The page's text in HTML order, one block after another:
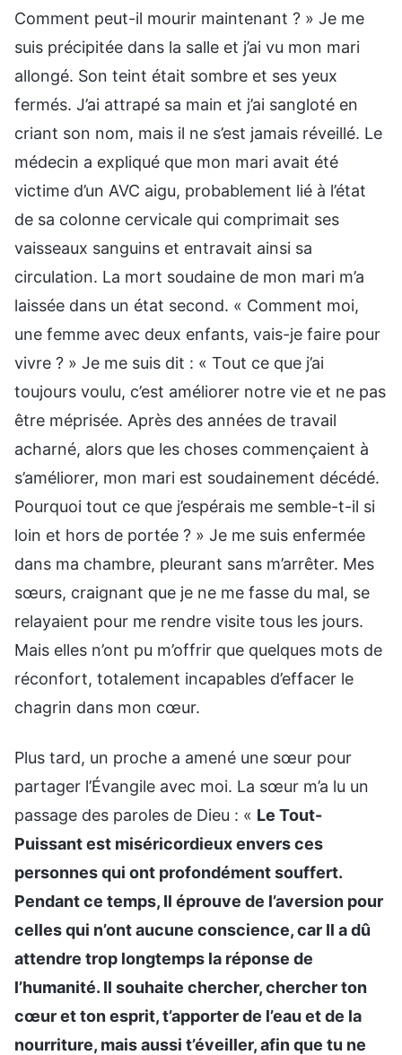
Comment peut-il mourir maintenant ? » Je me
suis précipitée dans la salle et j’ai vu mon mari
allongé. Son teint était sombre et ses yeux
fermés. J’ai attrapé sa main et j’ai sangloté en
criant son nom, mais il ne s’est jamais réveillé. Le
médecin a expliqué que mon mari avait été
victime d’un AVC aigu, probablement lié à l’état
de sa colonne cervicale qui comprimait ses
vaisseaux sanguins et entravait ainsi sa
circulation. La mort soudaine de mon mari m’a
laissée dans un état second. « Comment moi,
une femme avec deux enfants, vais-je faire pour
vivre ? » Je me suis dit : « Tout ce que j’ai
toujours voulu, c’est améliorer notre vie et ne pas
être méprisée. Après des années de travail
acharné, alors que les choses commençaient à
s’améliorer, mon mari est soudainement décédé.
Pourquoi tout ce que j’espérais me semble-t-il si
loin et hors de portée ? » Je me suis enfermée
dans ma chambre, pleurant sans m’arrêter. Mes
sœurs, craignant que je ne me fasse du mal, se
relayaient pour me rendre visite tous les jours.
Mais elles n’ont pu m’offrir que quelques mots de
réconfort, totalement incapables d’effacer le
chagrin dans mon cœur.
Plus tard, un proche a amené une sœur pour
partager l’Évangile avec moi. La sœur m’a lu un
passage des paroles de Dieu : « Le Tout-
Puissant est miséricordieux envers ces
personnes qui ont profondément souffert.
Pendant ce temps, Il éprouve de l’aversion pour
celles qui n’ont aucune conscience, car Il a dû
attendre trop longtemps la réponse de
l’humanité. Il souhaite chercher, chercher ton
cœur et ton esprit, t’apporter de l’eau et de la
nourriture, mais aussi t’éveiller, afin que tu ne